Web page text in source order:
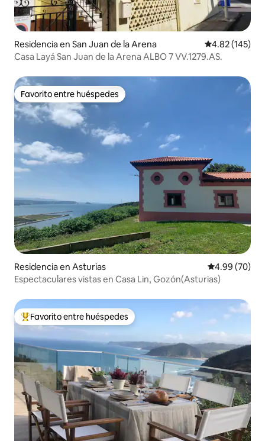
Residencia en San Juan de la Arena Calificación
4.82 (145)
Casa Layá San Juan de la Arena ALBO 7 VV.1279.AS.
Favorito entre huéspedes
Favorito entre huéspedes
Residencia en Asturias Calificación
4.99 (70)
Espectaculares vistas en Casa Lin, Gozón(Asturias)
De los mejores en Favorito entre huéspedes
Favorito entre huéspedes